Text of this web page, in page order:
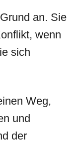
an. Sie
wenn
sich
Weg,
und
der